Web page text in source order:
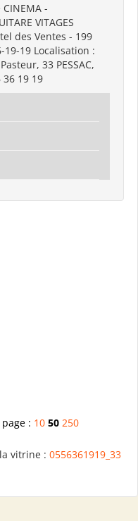
CINEMA -
VITAGES
des Ventes - 199
19-19 Localisation :
33 PESSAC,
19 19
: 10 50 250
vitrine : 0556361919_33